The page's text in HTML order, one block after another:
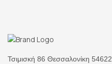
Τσιμισκή 86 Θεσσαλονίκη 54622